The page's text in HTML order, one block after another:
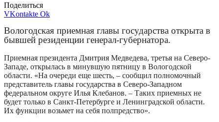
Поделиться
VKontakte Ok
Вологодская приемная главы государства открыта в
бывшей резиденции генерал-губернатора.
Приемная президента Дмитрия Медведева, третья на Северо-
Западе, открылась в минувшую пятницу в Вологодской
области. «На очереди еще шесть, – сообщил полномочный
представитель главы государства в Северо-Западном
федеральном округе Илья Клебанов. – Таких приемных не
будет только в Санкт-Петербурге и Ленинградской области.
Их функции возьмет на себя полпредство».